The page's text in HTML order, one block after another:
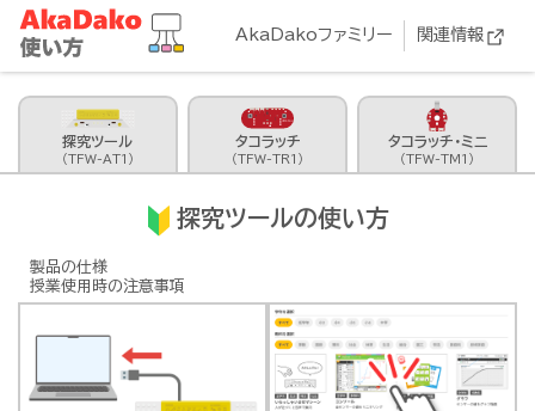
AkaDakoファミリー 関連情報
探究ツール
（TFW-AT1）
タコラッチ
（TFW-TR1）
タコラッチ・ミニ
（TFW-TM1）
探究ツールの使い方
製品の仕様
授業使用時の注意事項